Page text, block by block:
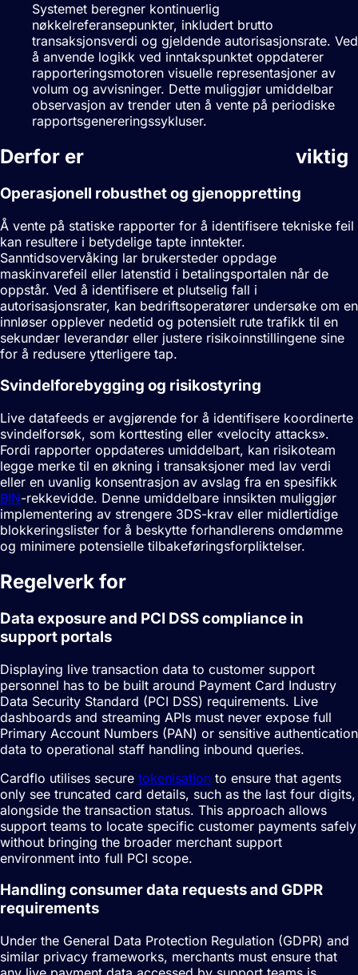
Systemet beregner kontinuerlig
nøkkelreferansepunkter, inkludert brutto
transaksjonsverdi og gjeldende autorisasjonsrate. Ved
å anvende logikk ved inntakspunktet oppdaterer
rapporteringsmotoren visuelle representasjoner av
volum og avvisninger. Dette muliggjør umiddelbar
observasjon av trender uten å vente på periodiske
rapportsgenereringssykluser.
Derfor er viktig
Operasjonell robusthet og gjenoppretting
Å vente på statiske rapporter for å identifisere tekniske feil
kan resultere i betydelige tapte inntekter.
Sanntidsovervåking lar brukersteder oppdage
maskinvarefeil eller latenstid i betalingsportalen når de
oppstår. Ved å identifisere et plutselig fall i
autorisasjonsrater, kan bedriftsoperatører undersøke om en
innløser opplever nedetid og potensielt rute trafikk til en
sekundær leverandør eller justere risikoinnstillingene sine
for å redusere ytterligere tap.
Svindelforebygging og risikostyring
Live datafeeds er avgjørende for å identifisere koordinerte
svindelforsøk, som korttesting eller «velocity attacks».
Fordi rapporter oppdateres umiddelbart, kan risikoteam
legge merke til en økning i transaksjoner med lav verdi
eller en uvanlig konsentrasjon av avslag fra en spesifikk
BIN-rekkevidde. Denne umiddelbare innsikten muliggjør
implementering av strengere 3DS-krav eller midlertidige
blokkeringslister for å beskytte forhandlerens omdømme
og minimere potensielle tilbakeføringsforpliktelser.
Regelverk for
Data exposure and PCI DSS compliance in
support portals
Displaying live transaction data to customer support
personnel has to be built around Payment Card Industry
Data Security Standard (PCI DSS) requirements. Live
dashboards and streaming APIs must never expose full
Primary Account Numbers (PAN) or sensitive authentication
data to operational staff handling inbound queries.
Cardflo utilises secure tokenisation to ensure that agents
only see truncated card details, such as the last four digits,
alongside the transaction status. This approach allows
support teams to locate specific customer payments safely
without bringing the broader merchant support
environment into full PCI scope.
Handling consumer data requests and GDPR
requirements
Under the General Data Protection Regulation (GDPR) and
similar privacy frameworks, merchants must ensure that